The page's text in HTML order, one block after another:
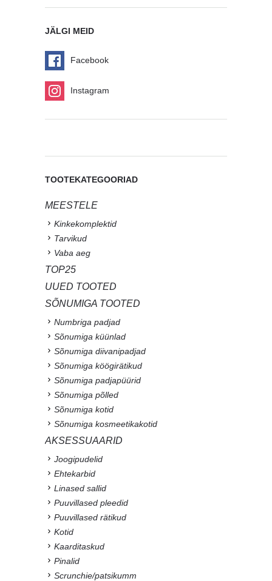
JÄLGI MEID
Facebook
Instagram
TOOTEKATEGOORIAD
MEESTELE
Kinkekomplektid
Tarvikud
Vaba aeg
TOP25
UUED TOOTED
SÕNUMIGA TOOTED
Numbriga padjad
Sõnumiga küünlad
Sõnumiga diivanipadjad
Sõnumiga köögirätikud
Sõnumiga padjapüürid
Sõnumiga põlled
Sõnumiga kotid
Sõnumiga kosmeetikakotid
AKSESSUAARID
Joogipudelid
Ehtekarbid
Linased sallid
Puuvillased pleedid
Puuvillased rätikud
Kotid
Kaarditaskud
Pinalid
Scrunchie/patsikumm